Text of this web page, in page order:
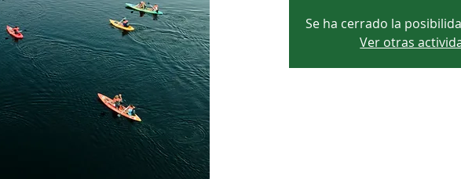
Se ha cerrado la
Ver otras